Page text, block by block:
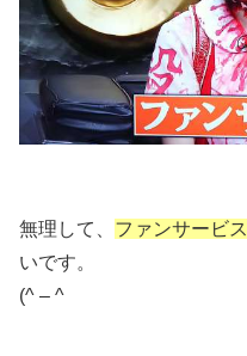
無理して、 ファンサービス
いです。
(^ – ^